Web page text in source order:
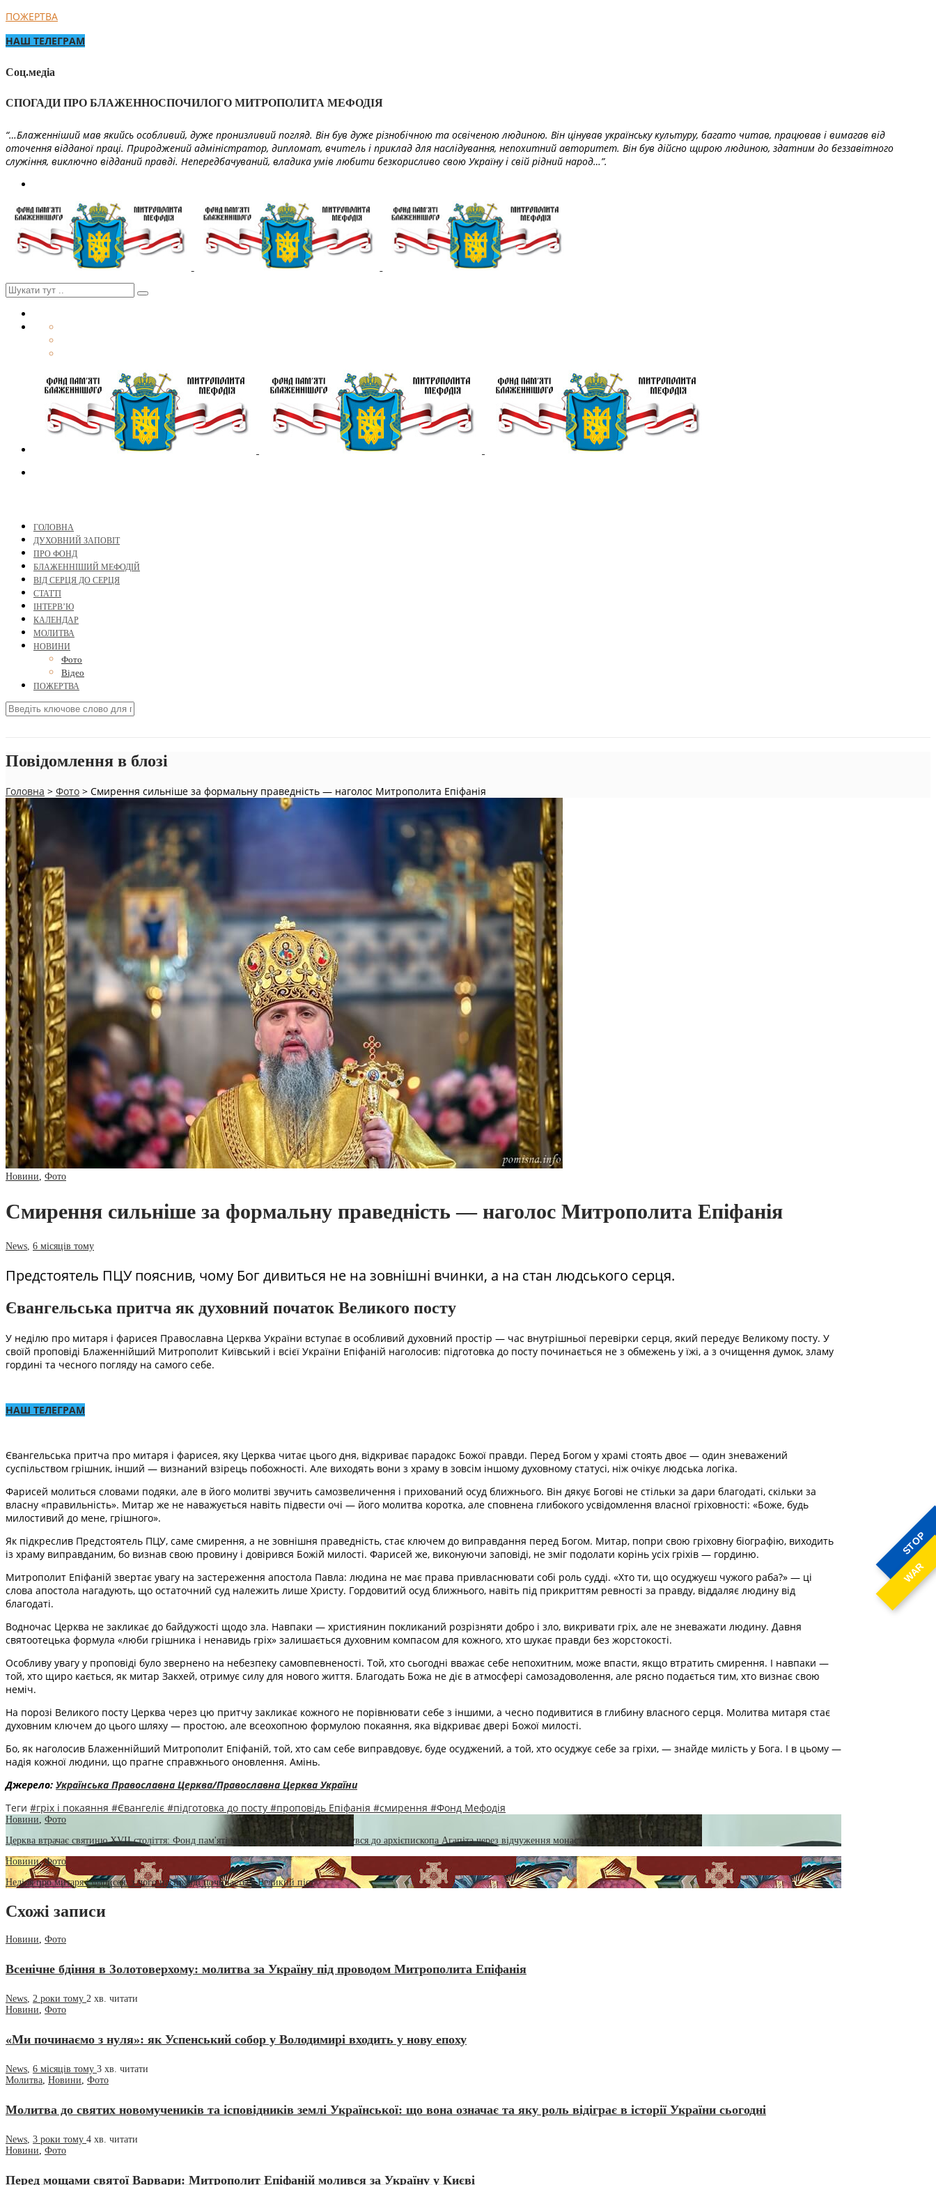
STOP
WAR
ПОЖЕРТВА
НАШ ТЕЛЕГРАМ
Соц.медіа
СПОГАДИ ПРО БЛАЖЕННОСПОЧИЛОГО МИТРОПОЛИТА МЕФОДІЯ
“…Блаженніший мав якийсь особливий, дуже пронизливий погляд. Він був дуже різнобічною та освіченою людиною. Він цінував українську культуру, багато читав, працював і вимагав від
оточення відданої праці. Природжений адміністратор, дипломат, вчитель і приклад для наслідування, непохитний авторитет. Він був дійсно щирою людиною, здатним до беззавітного
служіння, виключно відданий правді. Непередбачуваний, владика умів любити безкорисливо свою Україну і свій рідний народ…”.
ГОЛОВНА
ДУХОВНИЙ ЗАПОВІТ
ПРО ФОНД
БЛАЖЕННІШИЙ МЕФОДІЙ
ВІД СЕРЦЯ ДО СЕРЦЯ
СТАТТІ
ІНТЕРВ’Ю
КАЛЕНДАР
МОЛИТВА
НОВИНИ
Фото
Відео
ПОЖЕРТВА
Повідомлення в блозі
Головна > Фото > Смирення сильніше за формальну праведність — наголос Митрополита Епіфанія
Новини Фото
Смирення сильніше за формальну праведність — наголос Митрополита Епіфанія
News 6 місяців тому
Предстоятель ПЦУ пояснив, чому Бог дивиться не на зовнішні вчинки, а на стан людського серця.
Євангельська притча як духовний початок Великого посту
У неділю про митаря і фарисея Православна Церква України вступає в особливий духовний простір — час внутрішньої перевірки серця, який передує Великому посту. У
своїй проповіді Блаженнійший Митрополит Київський і всієї України Епіфаній наголосив: підготовка до посту починається не з обмежень у їжі, а з очищення думок, зламу
гордині та чесного погляду на самого себе.
НАШ ТЕЛЕГРАМ
Євангельська притча про митаря і фарисея, яку Церква читає цього дня, відкриває парадокс Божої правди. Перед Богом у храмі стоять двоє — один зневажений
суспільством грішник, інший — визнаний взірець побожності. Але виходять вони з храму в зовсім іншому духовному статусі, ніж очікує людська логіка.
Фарисей молиться словами подяки, але в його молитві звучить самозвеличення і прихований осуд ближнього. Він дякує Богові не стільки за дари благодаті, скільки за
власну «правильність». Митар же не наважується навіть підвести очі — його молитва коротка, але сповнена глибокого усвідомлення власної гріховності: «Боже, будь
милостивий до мене, грішного».
Як підкреслив Предстоятель ПЦУ, саме смирення, а не зовнішня праведність, стає ключем до виправдання перед Богом. Митар, попри свою гріховну біографію, виходить
із храму виправданим, бо визнав свою провину і довірився Божій милості. Фарисей же, виконуючи заповіді, не зміг подолати корінь усіх гріхів — гординю.
Митрополит Епіфаній звертає увагу на застереження апостола Павла: людина не має права привласнювати собі роль судді. «Хто ти, що осуджуєш чужого раба?» — ці
слова апостола нагадують, що остаточний суд належить лише Христу. Гордовитий осуд ближнього, навіть під прикриттям ревності за правду, віддаляє людину від
благодаті.
Водночас Церква не закликає до байдужості щодо зла. Навпаки — християнин покликаний розрізняти добро і зло, викривати гріх, але не зневажати людину. Давня
святоотецька формула «люби грішника і ненавидь гріх» залишається духовним компасом для кожного, хто шукає правди без жорстокості.
Особливу увагу у проповіді було звернено на небезпеку самовпевненості. Той, хто сьогодні вважає себе непохитним, може впасти, якщо втратить смирення. І навпаки —
той, хто щиро кається, як митар Закхей, отримує силу для нового життя. Благодать Божа не діє в атмосфері самозадоволення, але рясно подається тим, хто визнає свою
неміч.
На порозі Великого посту Церква через цю притчу закликає кожного не порівнювати себе з іншими, а чесно подивитися в глибину власного серця. Молитва митаря стає
духовним ключем до цього шляху — простою, але всеохопною формулою покаяння, яка відкриває двері Божої милості.
Бо, як наголосив Блаженнійший Митрополит Епіфаній, той, хто сам себе виправдовує, буде осуджений, а той, хто осуджує себе за гріхи, — знайде милість у Бога. І в цьому —
надія кожної людини, що прагне справжнього оновлення. Амінь.
Джерело: Українська Православна Церква/Православна Церква України
Теги #гріх і покаяння #Євангеліє #підготовка до посту #проповідь Епіфанія #смирення #Фонд Мефодія
Новини Фото
Церква втрачає святиню XVII століття: Фонд пам'яті митрополита Мефодія звернувся до архієпископа Агапіта через відчуження монастиря на Тернопільщині
Новини,Фото
Неділя про митаря і фарисея: з чого насправді починається Великий піст
Схожі записи
Новини, Фото
Всенічне бдіння в Золотоверхому: молитва за Україну під проводом Митрополита Епіфанія
News, 2 роки тому 2 хв. читати
Новини, Фото
«Ми починаємо з нуля»: як Успенський собор у Володимирі входить у нову епоху
News, 6 місяців тому 3 хв. читати
Молитва, Новини, Фото
Молитва до святих новомучеників та ісповідників землі Української: що вона означає та яку роль відіграє в історії України сьогодні
News, 3 роки тому 4 хв. читати
Новини, Фото
Перед мощами святої Варвари: Митрополит Епіфаній молився за Україну у Києві